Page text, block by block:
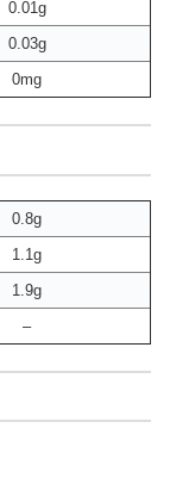
0.01g
0.03g
0mg
0.8g
1.1g
1.9g
–